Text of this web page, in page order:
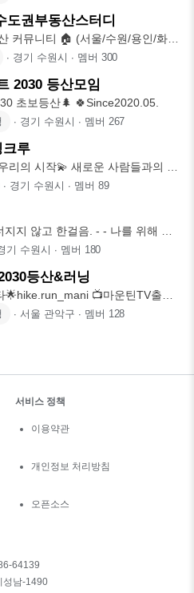
도권부동산스터디
커뮤니티 🏠 (서울/수원/용인/화
∙ 경기 수원시 ∙ 멤버 300
2030 등산모임
초보등산🌲 🍀Since2020.05.
∙ 경기 수원시 ∙ 멤버 267
크루
새로운 사람들과의 교
∙ 경기 수원시 ∙ 멤버 89
지 않고 한걸음. - - 나를 위해 온
기 수원시 ∙ 멤버 180
등산&러닝
🌟hike.run_mani 📺마운틴TV출연
∙ 서울 관악구 ∙ 멤버 128
서비스 정책
이용약관
개인정보 처리방침
오픈소스
64139
성남-1490